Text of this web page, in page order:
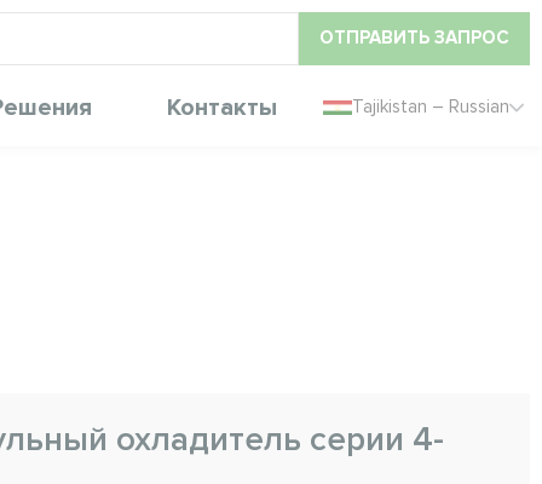
ОТПРАВИТЬ ЗАПРОС
Контакты Tajikistan – Russian
охладитель серии 4-